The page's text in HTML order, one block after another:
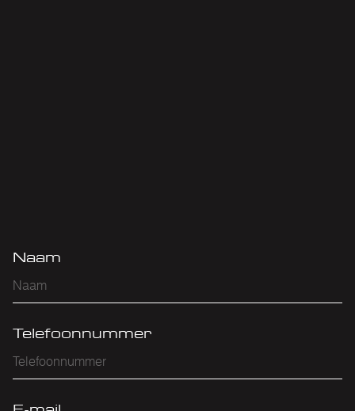
Naam
Telefoonnummer